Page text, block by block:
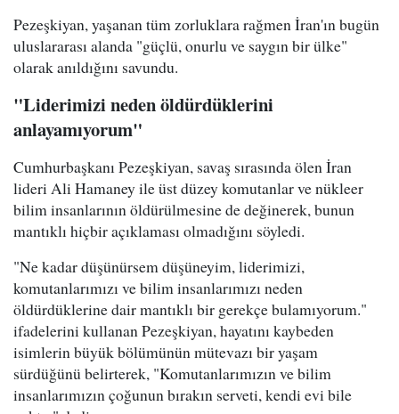
Pezeşkiyan, yaşanan tüm zorluklara rağmen İran'ın bugün
uluslararası alanda "güçlü, onurlu ve saygın bir ülke"
olarak anıldığını savundu.
"Liderimizi neden öldürdüklerini
anlayamıyorum"
Cumhurbaşkanı Pezeşkiyan, savaş sırasında ölen İran
lideri Ali Hamaney ile üst düzey komutanlar ve nükleer
bilim insanlarının öldürülmesine de değinerek, bunun
mantıklı hiçbir açıklaması olmadığını söyledi.
"Ne kadar düşünürsem düşüneyim, liderimizi,
komutanlarımızı ve bilim insanlarımızı neden
öldürdüklerine dair mantıklı bir gerekçe bulamıyorum."
ifadelerini kullanan Pezeşkiyan, hayatını kaybeden
isimlerin büyük bölümünün mütevazı bir yaşam
sürdüğünü belirterek, "Komutanlarımızın ve bilim
insanlarımızın çoğunun bırakın serveti, kendi evi bile